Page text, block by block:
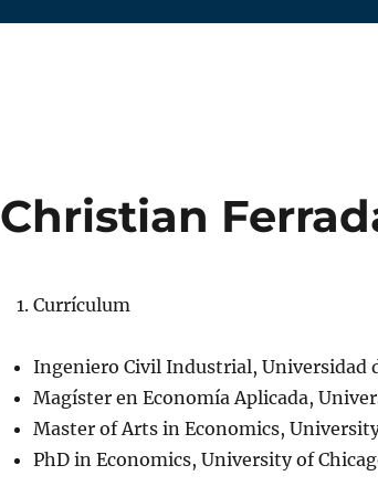
Christian
Currículum
Ingeniero Civil Industrial, Universidad
Magíster en Economía Aplicada,
Master of Arts in Economics,
PhD in Economics, University of